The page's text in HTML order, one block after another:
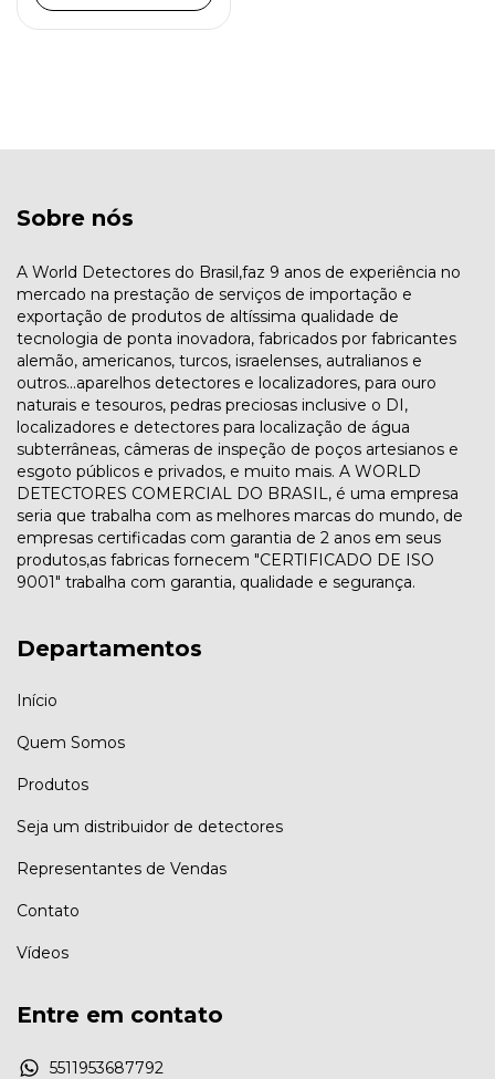
Sobre nós
A World Detectores do Brasil,faz 9 anos de experiência no
mercado na prestação de serviços de importação e
exportação de produtos de altíssima qualidade de
tecnologia de ponta inovadora, fabricados por fabricantes
alemão, americanos, turcos, israelenses, autralianos e
outros...aparelhos detectores e localizadores, para ouro
naturais e tesouros, pedras preciosas inclusive o DI,
localizadores e detectores para localização de água
subterrâneas, câmeras de inspeção de poços artesianos e
esgoto públicos e privados, e muito mais. A WORLD
DETECTORES COMERCIAL DO BRASIL, é uma empresa
seria que trabalha com as melhores marcas do mundo, de
empresas certificadas com garantia de 2 anos em seus
produtos,as fabricas fornecem "CERTIFICADO DE ISO
9001" trabalha com garantia, qualidade e segurança.
Departamentos
Início
Quem Somos
Produtos
Seja um distribuidor de detectores
Representantes de Vendas
Contato
Vídeos
Entre em contato
5511953687792